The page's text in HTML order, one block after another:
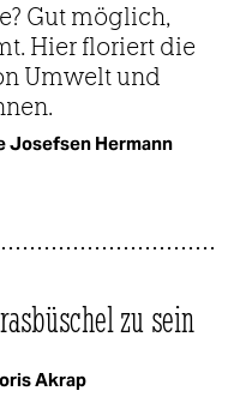
Gut möglich,
Hier floriert die
Umwelt und
Josefsen Hermann
zu sein
Akrap